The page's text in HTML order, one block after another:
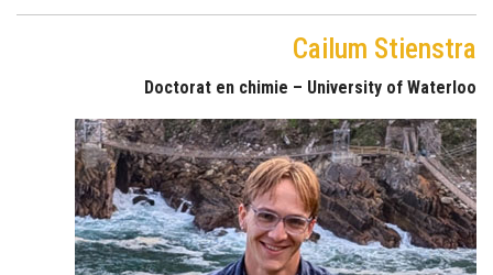
Cailum Stienstra
Doctorat en chimie – University of Waterloo